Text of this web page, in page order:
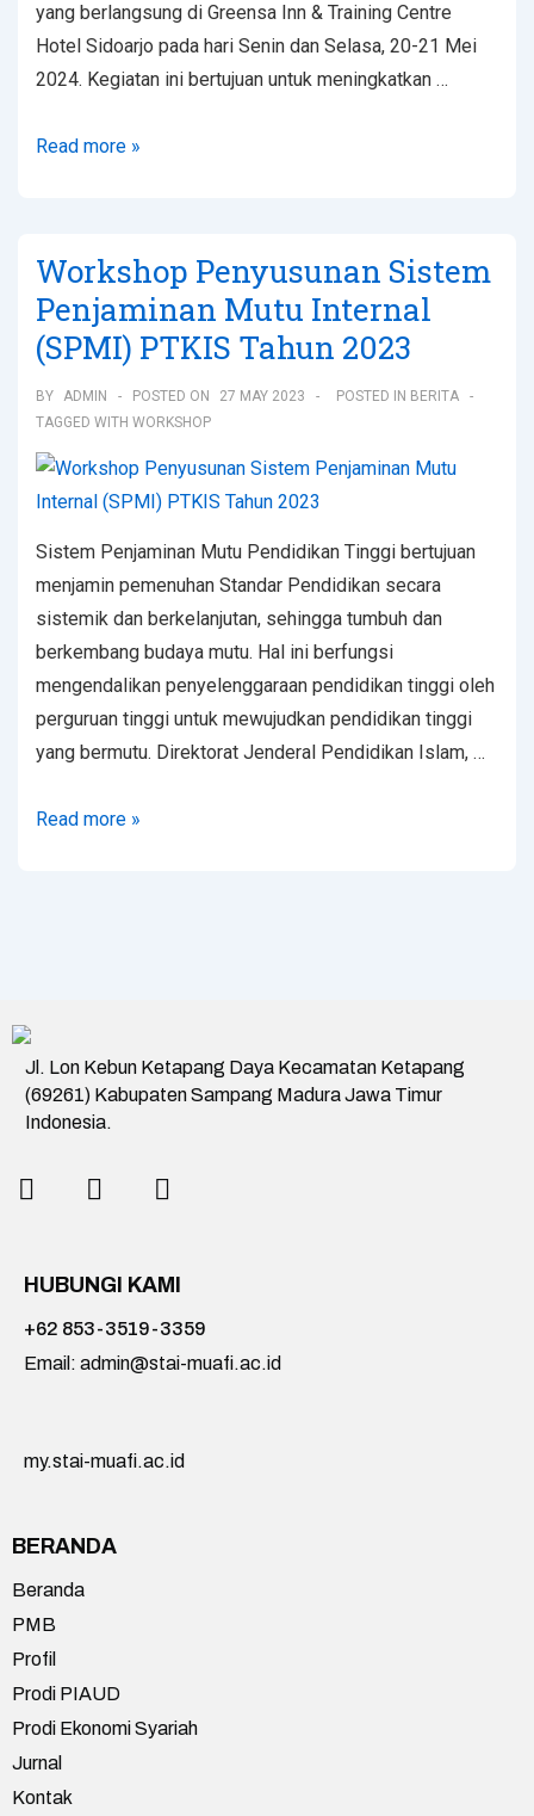
yang berlangsung di Greensa Inn & Training Centre
Hotel Sidoarjo pada hari Senin dan Selasa, 20-21 Mei
2024. Kegiatan ini bertujuan untuk meningkatkan …
Read more »
Workshop Penyusunan Sistem
Penjaminan Mutu Internal
(SPMI) PTKIS Tahun 2023
BY ADMIN POSTED ON 27 MAY 2023 POSTED IN BERITA
TAGGED WITH WORKSHOP
Sistem Penjaminan Mutu Pendidikan Tinggi bertujuan
menjamin pemenuhan Standar Pendidikan secara
sistemik dan berkelanjutan, sehingga tumbuh dan
berkembang budaya mutu. Hal ini berfungsi
mengendalikan penyelenggaraan pendidikan tinggi oleh
perguruan tinggi untuk mewujudkan pendidikan tinggi
yang bermutu. Direktorat Jenderal Pendidikan Islam, …
Read more »
Jl. Lon Kebun Ketapang Daya Kecamatan Ketapang
(69261) Kabupaten Sampang Madura Jawa Timur
Indonesia.
HUBUNGI KAMI
+62 853-3519-3359
Email: admin@stai-muafi.ac.id
my.stai-muafi.ac.id
BERANDA
Beranda
PMB
Profil
Prodi PIAUD
Prodi Ekonomi Syariah
Jurnal
Kontak